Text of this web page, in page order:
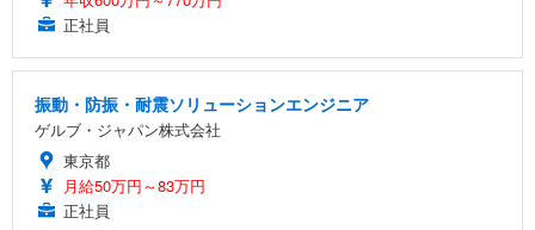
正社員
振動・防振・耐震ソリューションエンジニア
ゲルブ・ジャパン株式会社
東京都
月給50万円～83万円
正社員